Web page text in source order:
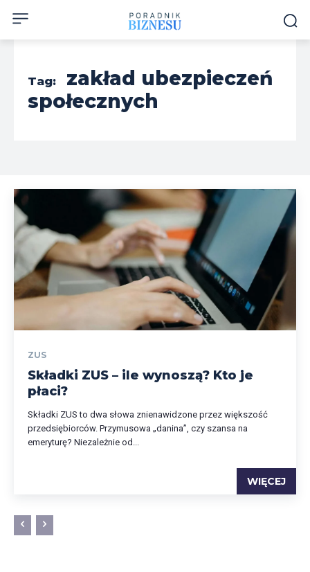
Tag:
zakład ubezpieczeń
społecznych
ZUS
Składki ZUS – ile wynoszą? Kto je
płaci?
Składki ZUS to dwa słowa znienawidzone przez większość
przedsiębiorców. Przymusowa „danina”, czy szansa na
emeryturę? Niezależnie od...
WIĘCEJ